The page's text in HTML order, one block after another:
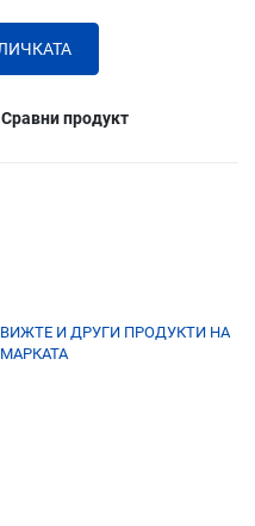
Сравни продукт
ВИЖТЕ И ДРУГИ ПРОДУКТИ НА
МАРКАТА